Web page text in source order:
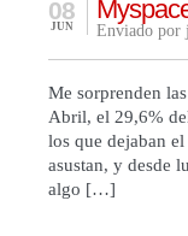
08
JUN Enviado por
Me sorprenden
Abril, el 29,6%
los que dejaban
asustan, y desde
algo […]